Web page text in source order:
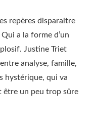
repères disparaitre
a la forme d’un
Justine Triet
analyse, famille,
hystérique, qui va
être un peu trop sûre